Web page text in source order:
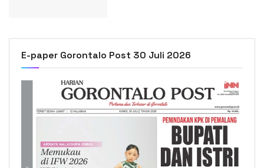
E-paper Gorontalo Post 30 Juli 2026